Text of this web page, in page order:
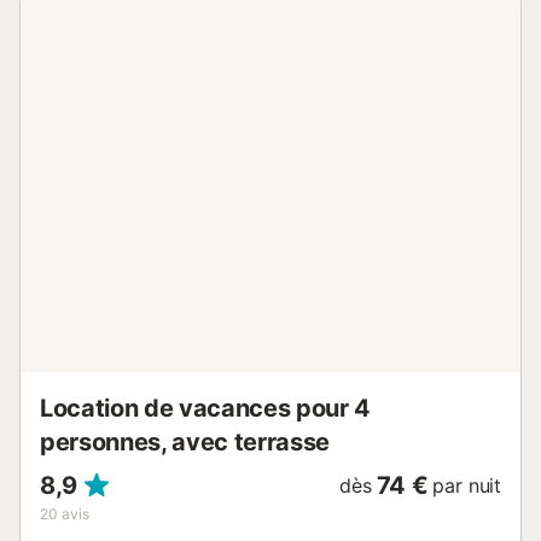
Location de vacances pour 4
personnes, avec terrasse
8,9
20 avis
dès 74 € par nuit